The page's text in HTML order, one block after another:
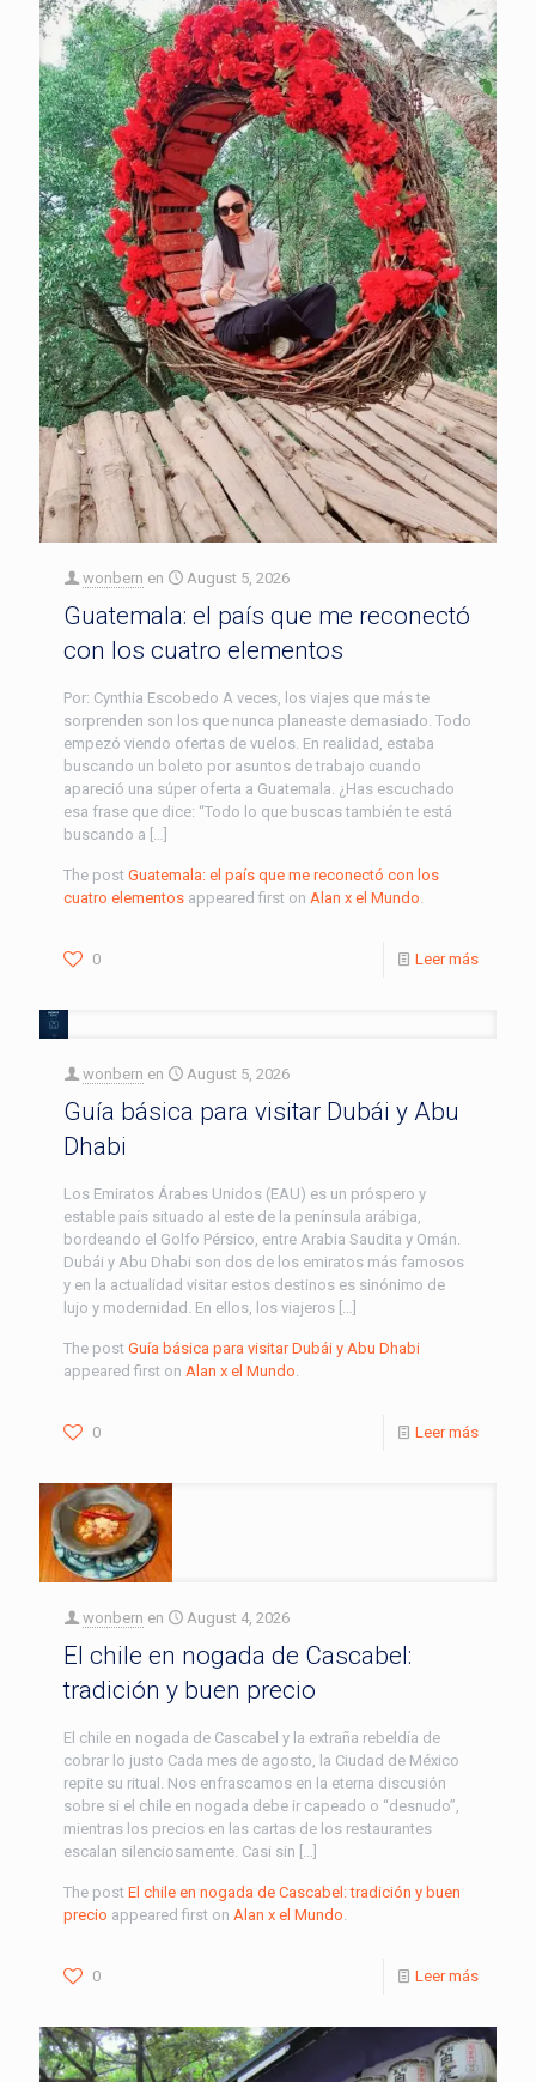
wonbern en August 5, 2026
Guatemala: el país que me reconectó
con los cuatro elementos
Por: Cynthia Escobedo A veces, los viajes que más te
sorprenden son los que nunca planeaste demasiado. Todo
empezó viendo ofertas de vuelos. En realidad, estaba
buscando un boleto por asuntos de trabajo cuando
apareció una súper oferta a Guatemala. ¿Has escuchado
esa frase que dice: “Todo lo que buscas también te está
buscando a […]
The post Guatemala: el país que me reconectó con los
cuatro elementos appeared first on Alan x el Mundo.
0 Leer más
wonbern en August 5, 2026
Guía básica para visitar Dubái y Abu
Dhabi
Los Emiratos Árabes Unidos (EAU) es un próspero y
estable país situado al este de la península arábiga,
bordeando el Golfo Pérsico, entre Arabia Saudita y Omán.
Dubái y Abu Dhabi son dos de los emiratos más famosos
y en la actualidad visitar estos destinos es sinónimo de
lujo y modernidad. En ellos, los viajeros […]
The post Guía básica para visitar Dubái y Abu Dhabi
appeared first on Alan x el Mundo.
0 Leer más
wonbern en August 4, 2026
El chile en nogada de Cascabel:
tradición y buen precio
El chile en nogada de Cascabel y la extraña rebeldía de
cobrar lo justo Cada mes de agosto, la Ciudad de México
repite su ritual. Nos enfrascamos en la eterna discusión
sobre si el chile en nogada debe ir capeado o “desnudo”,
mientras los precios en las cartas de los restaurantes
escalan silenciosamente. Casi sin […]
The post El chile en nogada de Cascabel: tradición y buen
precio appeared first on Alan x el Mundo.
0 Leer más